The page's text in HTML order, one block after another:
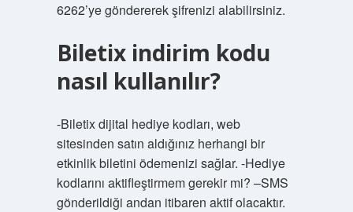
6262’ye göndererek şifrenizi alabilirsiniz.
Biletix indirim kodu
nasıl kullanılır?
-Biletix dijital hediye kodları, web
sitesinden satın aldığınız herhangi bir
etkinlik biletini ödemenizi sağlar. -Hediye
kodlarını aktifleştirmem gerekir mi? –SMS
gönderildiği andan itibaren aktif olacaktır.